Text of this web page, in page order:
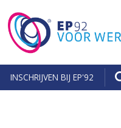
INSCHRIJVEN BIJ EP'92